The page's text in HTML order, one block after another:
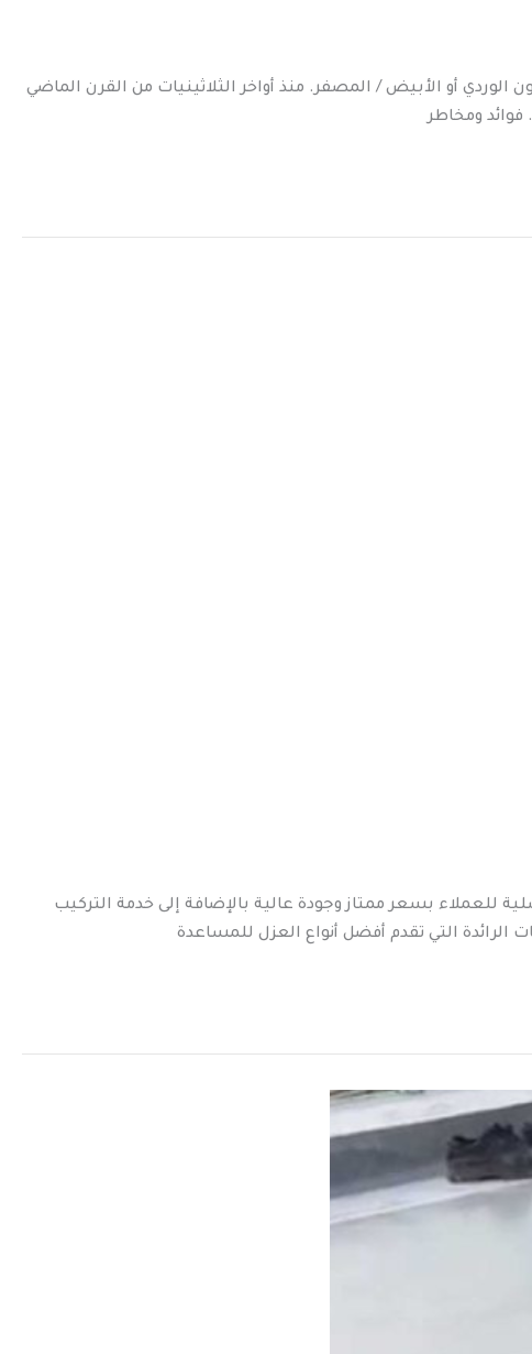
أو الأبيض / المصفر. منذ أواخر الثلاثينيات من القرن الماضي
ومخاطر
للعملاء بسعر ممتاز وجودة عالية بالإضافة إلى خدمة التركيب
الرائدة التي تقدم أفضل أنواع العزل للمساعدة